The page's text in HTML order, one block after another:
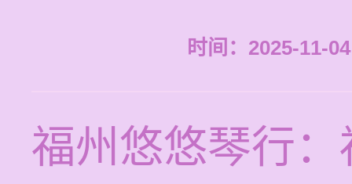
时间：2025-11-
福州悠悠琴行